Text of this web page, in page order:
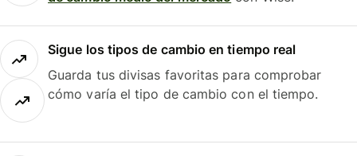
Sigue los tipos de cambio en tiempo real
Guarda tus divisas favoritas para comprobar
cómo varía el tipo de cambio con el tiempo.